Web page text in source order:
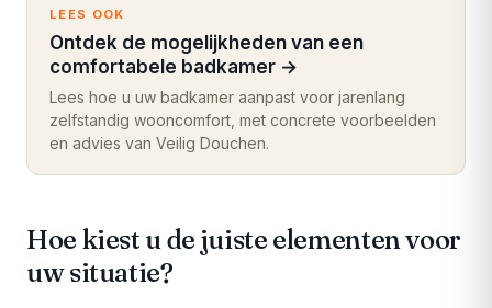
LEES OOK
Ontdek de mogelijkheden van een
comfortabele badkamer →
Lees hoe u uw badkamer aanpast voor jarenlang
zelfstandig wooncomfort, met concrete voorbeelden
en advies van Veilig Douchen.
Hoe kiest u de juiste elementen voor
uw situatie?